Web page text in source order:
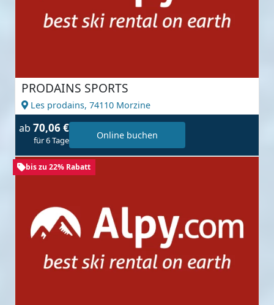
PRODAINS SPORTS
Les prodains, 74110 Morzine
ab 70,06 €
für 6 Tage Online buchen
bis zu 22% Rabatt